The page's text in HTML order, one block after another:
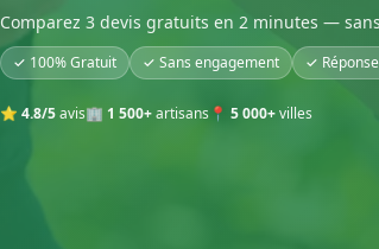
Comparez 3 devis gratuits en 2 minutes —
✓ 100% Gratuit ✓ Sans engagement ✓
⭐ 4.8/5avis🏢 1 500+artisans 📍 5 000+villes